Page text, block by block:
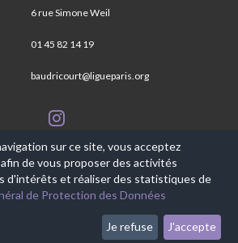
6 rue Simone Weil
01 45 82 14 19
baudricourt@ligueparis.org
Ce site est propulsé par Aniapps.fr
CGV
sur ce site, vous acceptez
de vous proposer des activités
d'intérêts et réaliser des statistiques de
de Protection des Données
Je refuse J'accepte